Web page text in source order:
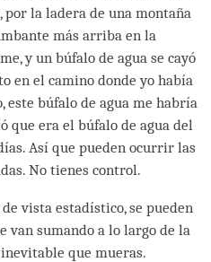
la ladera de una montaña
más arriba en la
y un búfalo de agua se cayó
en el camino donde yo había
este búfalo de agua me habría
que era el búfalo de agua del
Así que pueden ocurrir las
No tienes control.
vista estadístico, se pueden
van sumando a lo largo de la
que mueras.